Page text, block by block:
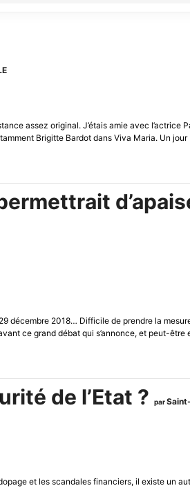
assez original. J’étais amie avec
Brigitte Bardot dans Viva Maria. Un jour
2018… Difficile de prendre la
ce grand débat qui s’annonce, et peut-
de l’Etat ? par
et les scandales financiers, il existe un